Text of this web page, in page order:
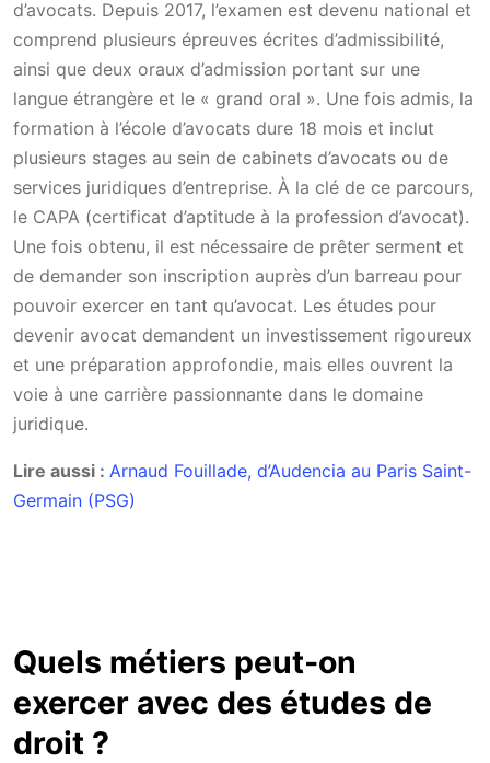
d’avocats. Depuis 2017, l’examen est devenu national et
comprend plusieurs épreuves écrites d’admissibilité,
ainsi que deux oraux d’admission portant sur une
langue étrangère et le « grand oral ». Une fois admis, la
formation à l’école d’avocats dure 18 mois et inclut
plusieurs stages au sein de cabinets d’avocats ou de
services juridiques d’entreprise. À la clé de ce parcours,
le CAPA (certificat d’aptitude à la profession d’avocat).
Une fois obtenu, il est nécessaire de prêter serment et
de demander son inscription auprès d’un barreau pour
pouvoir exercer en tant qu’avocat. Les études pour
devenir avocat demandent un investissement rigoureux
et une préparation approfondie, mais elles ouvrent la
voie à une carrière passionnante dans le domaine
juridique.
Lire aussi : Arnaud Fouillade, d’Audencia au Paris Saint-
Germain (PSG)
Quels métiers peut-on
exercer avec des études de
droit ?